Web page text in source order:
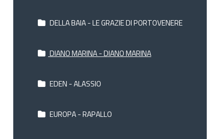
DELLA BAIA - LE GRAZIE DI PORTOVENERE
DIANO MARINA - DIANO MARINA
EDEN - ALASSIO
EUROPA - RAPALLO